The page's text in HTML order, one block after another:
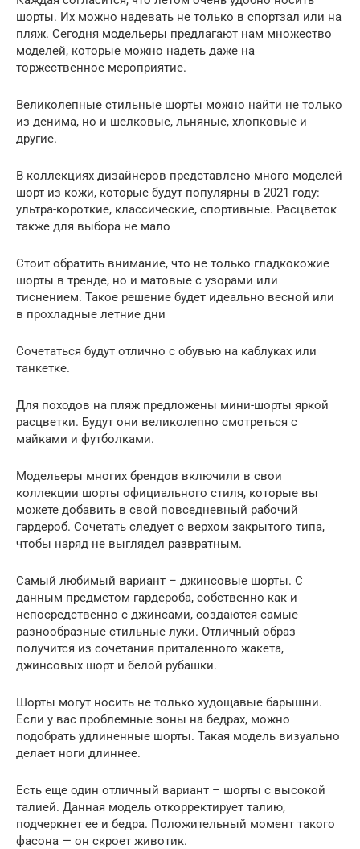
шорты. Их можно надевать не только в спортзал или на
пляж. Сегодня модельеры предлагают нам множество
моделей, которые можно надеть даже на
торжественное мероприятие.
Великолепные стильные шорты можно найти не только
из денима, но и шелковые, льняные, хлопковые и
другие.
В коллекциях дизайнеров представлено много моделей
шорт из кожи, которые будут популярны в 2021 году:
ультра-короткие, классические, спортивные. Расцветок
также для выбора не мало
Стоит обратить внимание, что не только гладкокожие
шорты в тренде, но и матовые с узорами или
тиснением. Такое решение будет идеально весной или
в прохладные летние дни
Сочетаться будут отлично с обувью на каблуках или
танкетке.
Для походов на пляж предложены мини-шорты яркой
расцветки. Будут они великолепно смотреться с
майками и футболками.
Модельеры многих брендов включили в свои
коллекции шорты официального стиля, которые вы
можете добавить в свой повседневный рабочий
гардероб. Сочетать следует с верхом закрытого типа,
чтобы наряд не выглядел развратным.
Самый любимый вариант – джинсовые шорты. С
данным предметом гардероба, собственно как и
непосредственно с джинсами, создаются самые
разнообразные стильные луки. Отличный образ
получится из сочетания приталенного жакета,
джинсовых шорт и белой рубашки.
Шорты могут носить не только худощавые барышни.
Если у вас проблемные зоны на бедрах, можно
подобрать удлиненные шорты. Такая модель визуально
делает ноги длиннее.
Есть еще один отличный вариант – шорты с высокой
талией. Данная модель откорректирует талию,
подчеркнет ее и бедра. Положительный момент такого
фасона — он скроет животик.